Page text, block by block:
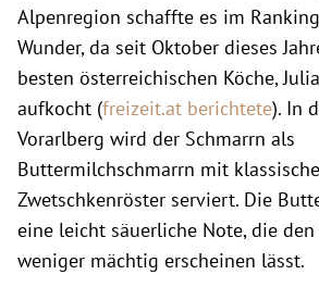
Alpenregion schaffte es im
Wunder, da seit Oktober dieses
besten österreichischen Köche,
aufkocht (freizeit.at berichtete). In
Vorarlberg wird der Schmarrn als
Buttermilchschmarrn mit
Zwetschkenröster serviert. Die
eine leicht säuerliche Note, die den
weniger mächtig erscheinen lässt.